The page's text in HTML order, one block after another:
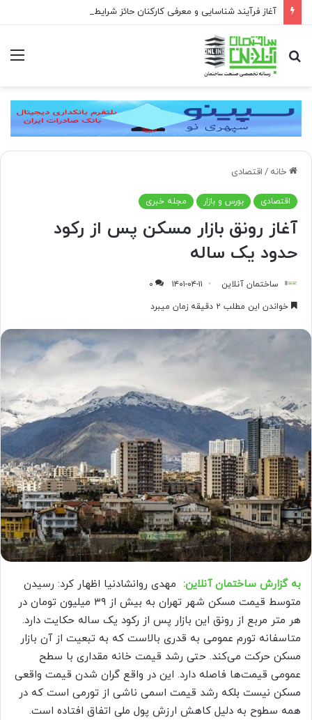
جستجو
برای
خانه / اقتصادی
اقتصادی بورس و بازار مجله خبری
آغاز رونق بازار مسکن پس از رکود
حدود یک ساله
ساختمان آنلاین ۱۴۰۱-۰۴-۱۱
۰
خواندن این مطلب ۲ دقیقه زمان میبرد
به گزارش ساختمان آنلاین: مهدی روانشادنیا اظهار کرد: رسیدن
متوسط قیمت مسکن شهر تهران به بیش از ۳۹ میلیون تومان در
هر متر مربع از رونق این بازار پس از رکود یک ساله حکایت دارد.
متاسفانه تورم عمومی به قدری بالاست که به تبعیت از آن بازار
مسکن حرکت می‌کند. حتی رشد قیمت خانه مقداری با سطح
عمومی قیمت‌ها فاصله دارد. این در واقع گران شدن قیمت واقعی
مسکن نیست بلکه رشد قیمت اسمی ناشی از تورمی است که در
همه سطوح به دلیل کاهش ارزش پول ملی اتفاق افتاده است.